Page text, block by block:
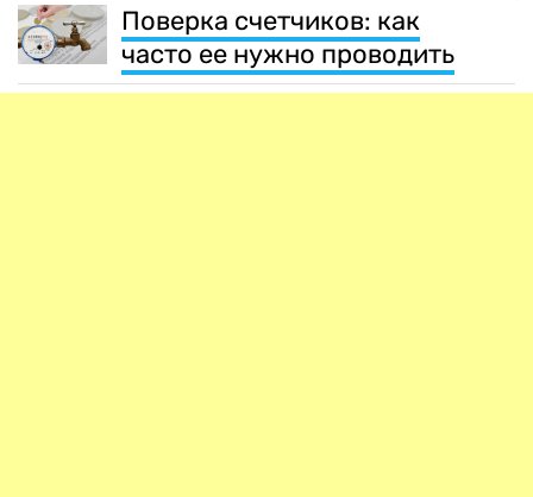
Поверка счетчиков: как
часто ее нужно проводить